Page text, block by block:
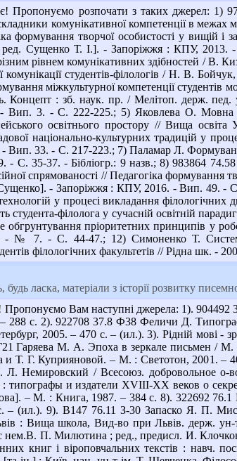
Пропонуємо розпочати з таких джерел: 1)
комунікативної компетенції в
формування творчої особистості у вищій
Сущенко Т. І.]. - Запоріжжя : КПУ, 2013. -
різним рівнем комунікативних здібностей /
комунікації студентів-філологів / Н. В.
міжкультурної компетенції студентів
Концепт : зб. наук. пр. / Мелітоп. держ.
3. - С. 222-225.; 5) Яковлева О. Мовна
освітнього простору // Вища
національно-культурних традицій у
- Вип. 33. - С. 217-223.; 7) Паламар Л.
- С. 35-37. - Бібліогр.: 9 назв.; 8) 983864
спрямованості // Педагогіка формування
- Запоріжжя : КПУ, 2016. - Вип. 49. -
у процесі викладання
студента-філолога у сучасній освітній
пріоритетних принципів у
- № 7. - С. 44-47.; 12) Симоненко Т.
філологічних факультетів // Рідна шк. -
будь ласка, матеріали з історії розвитку
Пропонуємо Вам наступні джерела: 1).
288 с. 2). 922708 37.8 Ф38 Феличи Д.
2005. – 470 с. – (ил.). 3). Рідній мові -
Гаряева М. А. Эпоха в зеркале письмен /
и Т. Г. Куприяновой. – М. : Светотон, 2001.
Л. Немировский / Всесоюз. добровольное
: типографы и издатели ХVIII-XX веков о
– М. : Книга, 1987. – 384 с. 8). 322692
(ил.). 9). В147 76.11 З-30 Запаско Я. П.
: Вища школа, Вид-во при Львів. держ.
нем.В. П. Милютина ; ред., предисл. И.
книг і віроповчальних текстів : навч.